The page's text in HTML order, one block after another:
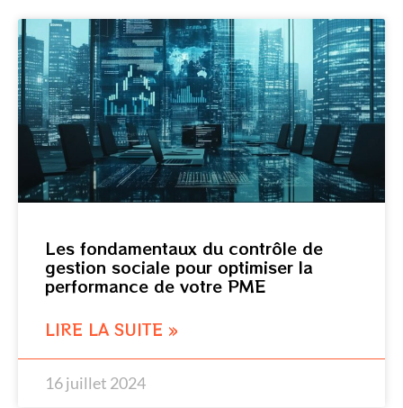
Les fondamentaux du contrôle de
gestion sociale pour optimiser la
performance de votre PME
LIRE LA SUITE »
16 juillet 2024